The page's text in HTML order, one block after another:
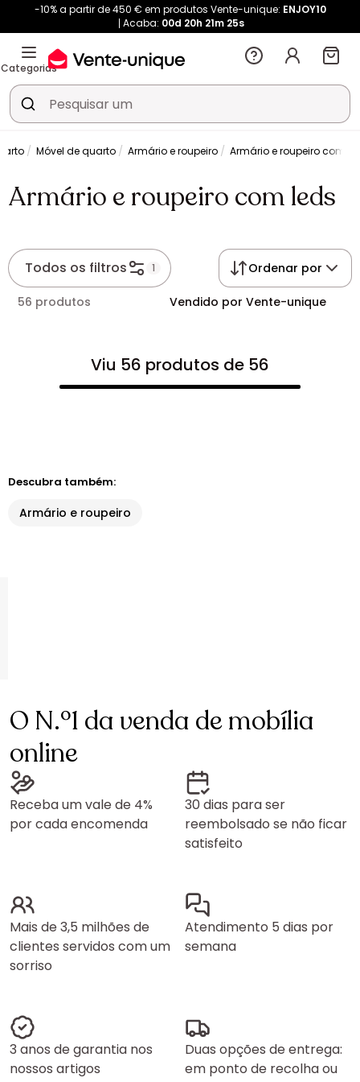
-10% a partir de 450 € em produtos Vente-unique: ENJOY10
Acaba: 00d 20h 21m 25s
Categorias
Móvel de quarto Armário e roupeiro Armário e roupeiro com
Armário e roupeiro com leds
Todos os filtros 1 Ordenar por
56 produtos Vendido por Vente-unique
Viu 56 produtos de 56
Descubra também:
Armário e roupeiro
O N.º1 da venda de mobília
online
Receba um vale de 4%
por cada encomenda
30 dias para ser
reembolsado se não ficar
satisfeito
Mais de 3,5 milhões de
clientes servidos com um
sorriso
Atendimento 5 dias por
semana
3 anos de garantia nos
nossos artigos
Duas opções de entrega:
em ponto de recolha ou